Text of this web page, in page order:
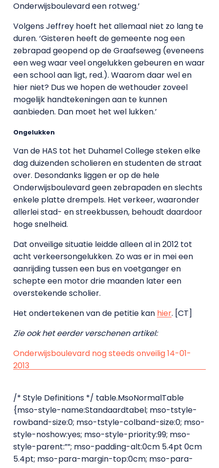
Onderwijsboulevard een rotweg.’
Volgens Jeffrey hoeft het allemaal niet zo lang te
duren. ‘Gisteren heeft de gemeente nog een
zebrapad geopend op de Graafseweg (eveneens
een weg waar veel ongelukken gebeuren en waar
een school aan ligt, red.). Waarom daar wel en
hier niet? Dus we hopen de wethouder zoveel
mogelijk handtekeningen aan te kunnen
aanbieden. Dan moet het wel lukken.’
Ongelukken
Van de HAS tot het Duhamel College steken elke
dag duizenden scholieren en studenten de straat
over. Desondanks liggen er op de hele
Onderwijsboulevard geen zebrapaden en slechts
enkele platte drempels. Het verkeer, waaronder
allerlei stad- en streekbussen, behoudt daardoor
hoge snelheid.
Dat onveilige situatie leidde alleen al in 2012 tot
acht verkeersongelukken. Zo was er in mei een
aanrijding tussen een bus en voetganger en
schepte een motor drie maanden later een
overstekende scholier.
Het ondertekenen van de petitie kan hier. [CT]
Zie ook het eerder verschenen artikel:
Onderwijsboulevard nog steeds onveilig 14-01-
2013
/* Style Definitions */ table.MsoNormalTable
{mso-style-name:Standaardtabel; mso-tstyle-
rowband-size:0; mso-tstyle-colband-size:0; mso-
style-noshow:yes; mso-style-priority:99; mso-
style-parent:””; mso-padding-alt:0cm 5.4pt 0cm
5.4pt; mso-para-margin-top:0cm; mso-para-